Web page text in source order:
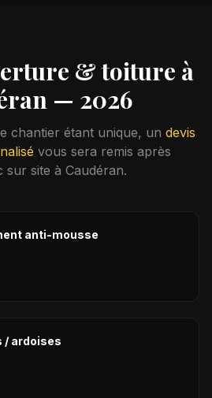
& toiture à
— 2026
chantier étant unique, un devis
vous sera remis après
sur site à Caudéran.
anti-mousse
/ ardoises